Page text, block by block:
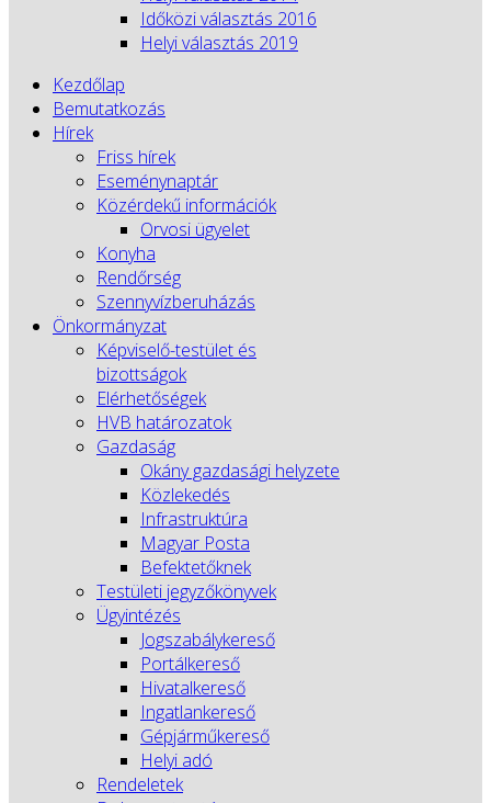
Időközi választás 2016
Helyi választás 2019
Kezdőlap
Bemutatkozás
Hírek
Friss hírek
Eseménynaptár
Közérdekű információk
Orvosi ügyelet
Konyha
Rendőrség
Szennyvízberuházás
Önkormányzat
Képviselő-testület és
bizottságok
Elérhetőségek
HVB határozatok
Gazdaság
Okány gazdasági helyzete
Közlekedés
Infrastruktúra
Magyar Posta
Befektetőknek
Testületi jegyzőkönyvek
Ügyintézés
Jogszabálykereső
Portálkereső
Hivatalkereső
Ingatlankereső
Gépjárműkereső
Helyi adó
Rendeletek